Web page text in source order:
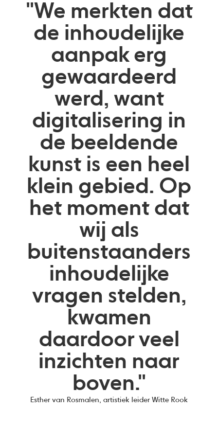
"We merkten dat
de inhoudelijke
aanpak erg
gewaardeerd
werd, want
digitalisering in
de beeldende
kunst is een heel
klein gebied. Op
het moment dat
wij als
buitenstaanders
inhoudelijke
vragen stelden,
kwamen
daardoor veel
inzichten naar
boven."
Esther van Rosmalen, artistiek leider Witte Rook